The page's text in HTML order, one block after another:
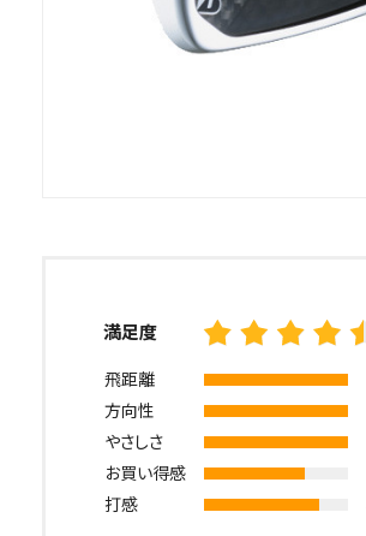
満足度
飛距離
方向性
やさしさ
お買い得感
打感